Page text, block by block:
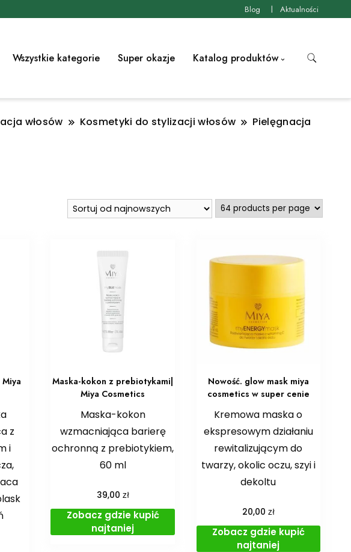
Blog Aktualności
Wszystkie kategorie Super okazje Katalog produktów
włosów Kosmetyki do stylizacji włosów
Pielęgnacja
z
i
Maska-kokon z prebiotykami|
Miya Cosmetics
Maska-kokon
wzmacniająca barierę
ochronną z prebiotykiem,
60 ml
39,00 zł
Zobacz gdzie kupić
najtaniej
Nowość. glow mask miya
cosmetics w super cenie
Kremowa maska o
ekspresowym działaniu
rewitalizującym do
twarzy, okolic oczu, szyi i
dekoltu
20,00 zł
Zobacz gdzie kupić
najtaniej